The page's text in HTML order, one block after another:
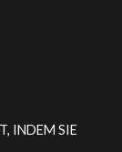
INDEM SIE